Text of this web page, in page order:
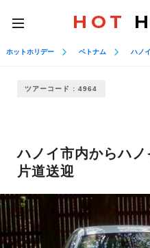
toggle
navigation
HOT
ホットホリデー ベトナム ハノイ
ツアーコード : 4964
ハノイ市内からハ
片道送迎